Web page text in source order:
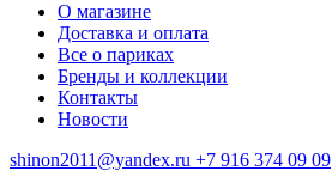
О магазине
Доставка и оплата
Все о париках
Бренды и коллекции
Контакты
Новости
shinon2011@yandex.ru +7 916 374 09 09